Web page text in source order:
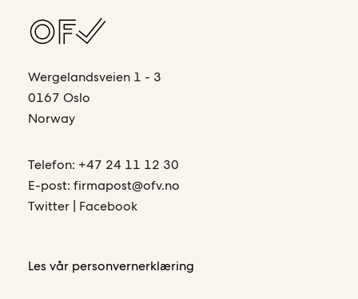
Wergelandsveien 1 - 3
0167 Oslo
Norway
Telefon: +47 24 11 12 30
E-post:firmapost@ofv.no
Twitter | Facebook
Les vår personvernerklæring